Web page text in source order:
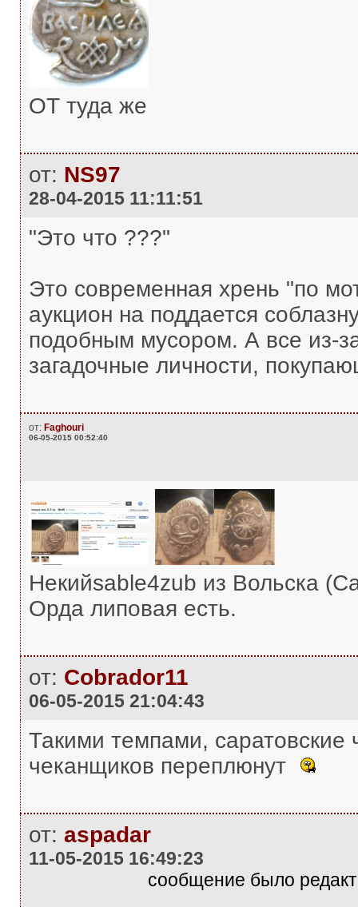
ОТ туда же
от: NS97
28-04-2015 11:11:51
"Это что ???"
Это современная хрень "по
аукцион на поддается
подобным мусором. А все из-
загадочные личности,
от: Faghouri
06-05-2015 00:52:40
Некийsable4zub из Вольска
Орда липовая есть.
от: Cobrador11
06-05-2015 21:04:43
Такими темпами,
чеканщиков переплюнут
от: aspadar
11-05-2015 16:49:23
сообщение было